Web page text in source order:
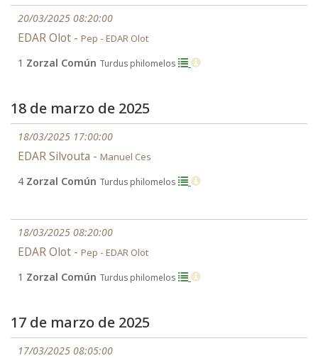
20/03/2025 08:20:00
EDAR Olot - Pep - EDAR Olot
1 Zorzal Común Turdus philomelos
18 de marzo de 2025
18/03/2025 17:00:00
EDAR Silvouta - Manuel Ces
4 Zorzal Común Turdus philomelos
18/03/2025 08:20:00
EDAR Olot - Pep - EDAR Olot
1 Zorzal Común Turdus philomelos
17 de marzo de 2025
17/03/2025 08:05:00